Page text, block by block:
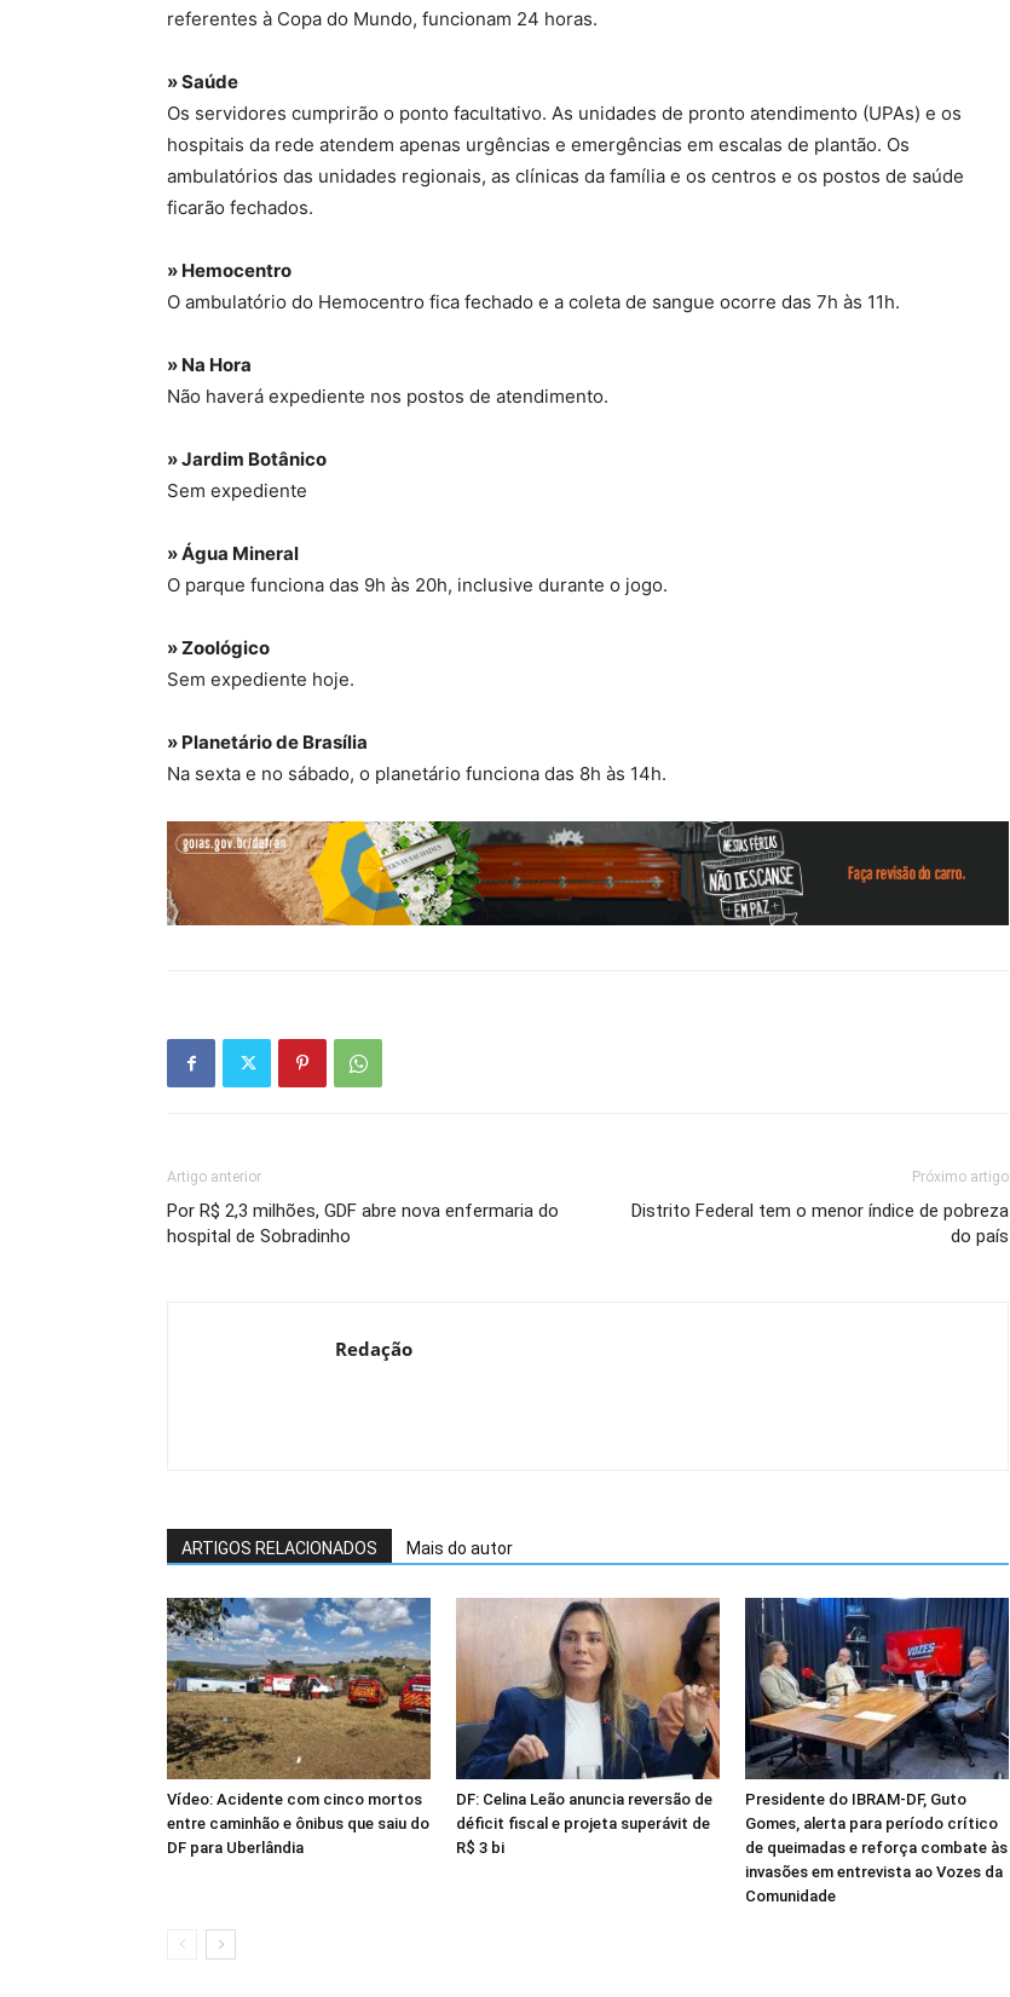
referentes à Copa do Mundo, funcionam 24 horas.
» Saúde
Os servidores cumprirão o ponto facultativo. As unidades de pronto atendimento (UPAs) e os
hospitais da rede atendem apenas urgências e emergências em escalas de plantão. Os
ambulatórios das unidades regionais, as clínicas da família e os centros e os postos de saúde
ficarão fechados.
» Hemocentro
O ambulatório do Hemocentro fica fechado e a coleta de sangue ocorre das 7h às 11h.
» Na Hora
Não haverá expediente nos postos de atendimento.
» Jardim Botânico
Sem expediente
» Água Mineral
O parque funciona das 9h às 20h, inclusive durante o jogo.
» Zoológico
Sem expediente hoje.
» Planetário de Brasília
Na sexta e no sábado, o planetário funciona das 8h às 14h.
Artigo anterior
Por R$ 2,3 milhões, GDF abre nova enfermaria do
hospital de Sobradinho
Próximo artigo
Distrito Federal tem o menor índice de pobreza
do país
Redação
ARTIGOS RELACIONADOS Mais do autor
Vídeo: Acidente com cinco mortos
entre caminhão e ônibus que saiu do
DF para Uberlândia
DF: Celina Leão anuncia reversão de
déficit fiscal e projeta superávit de
R$ 3 bi
Presidente do IBRAM-DF, Guto
Gomes, alerta para período crítico
de queimadas e reforça combate às
invasões em entrevista ao Vozes da
Comunidade